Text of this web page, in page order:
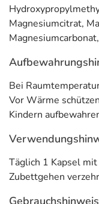
abgegeben und
Nachtphasen. Die
erster Linie
einem Extrakt aus
(Schlafbeere)und
Melatoninsowie
Magnesium.*
* Melatonin trägt dazu bei,
Wirkung stellt sich ein,
psychischen Funktionbei.
Magnesiumcitrat,
Bei
Vor Wärme
Kindern
Täglich 1 Kapsel
Zubettgehen